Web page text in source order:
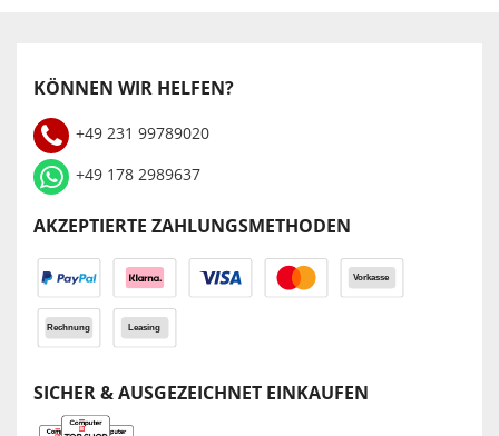
KÖNNEN WIR HELFEN?
+49 231 99789020
+49 178 2989637
AKZEPTIERTE ZAHLUNGSMETHODEN
SICHER & AUSGEZEICHNET EINKAUFEN